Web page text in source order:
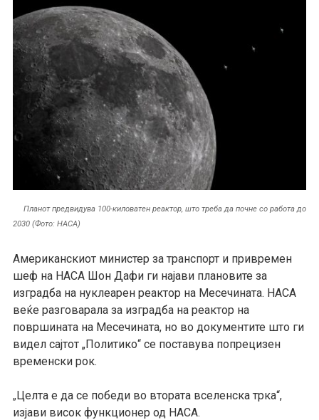
Планот предвидува 100-киловатен реактор, што треба да почне со работа до
2030 (Фото: НАСА)
Американскиот министер за транспорт и привремен
шеф на НАСА Шон Дафи ги најави плановите за
изградба на нуклеарен реактор на Месечината. НАСА
веќе разговарала за изградба на реактор на
површината на Месечината, но во документите што ги
видел сајтот „Политико“ се поставува попрецизен
временски рок.
„Целта е да се победи во втората вселенска трка“,
изјави висок функционер од НАСА.